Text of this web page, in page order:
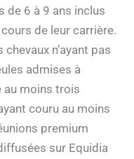
de 6 à 9 ans inclus
de leur carrière.
n’ayant pas
admises à
au moins trois
couru au moins
premium
sur Equidia